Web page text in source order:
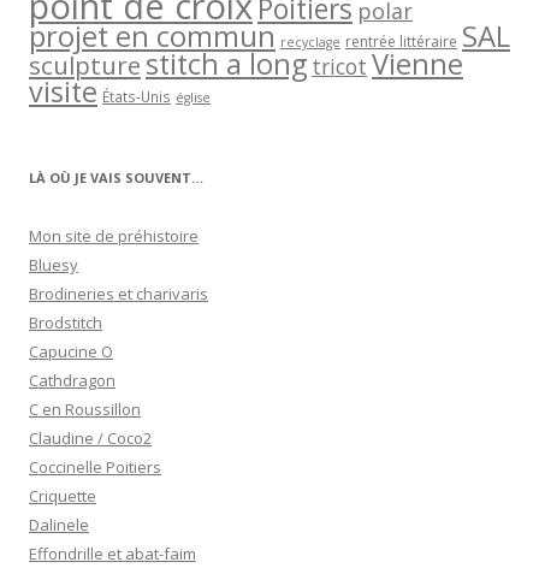
Poitiers polar
projet en commun recyclage rentrée littéraire SAL
sculpturestitch a long tricot Vienne
visite États-Unis église
LÀ OÙ JE VAIS SOUVENT…
Mon site de préhistoire
Bluesy
Brodineries et charivaris
Brodstitch
Capucine O
Cathdragon
C en Roussillon
Claudine / Coco2
Coccinelle Poitiers
Criquette
Dalinele
Effondrille et abat-faim